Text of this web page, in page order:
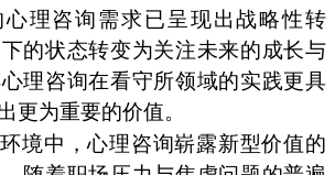
理咨询需求已呈现出战略性转
的状态转变为关注未来的成长与
理咨询在看守所领域的实践更具
更为重要的价值。
境中，心理咨询崭露新型价值的